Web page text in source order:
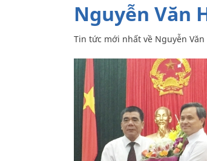
Nguyễn Văn
Tin tức mới nhất về Nguyễn Văn